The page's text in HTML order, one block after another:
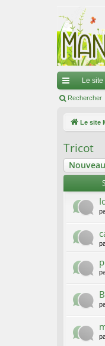
ac
ci
s
Le
Rechercher
Le site
Tricot